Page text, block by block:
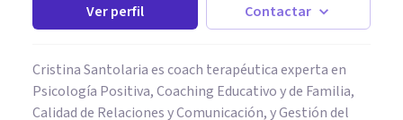
Ver perfil Contactar
Cristina Santolaria es coach terapéutica experta en
Psicología Positiva, Coaching Educativo y de Familia,
Calidad de Relaciones y Comunicación, y Gestión del